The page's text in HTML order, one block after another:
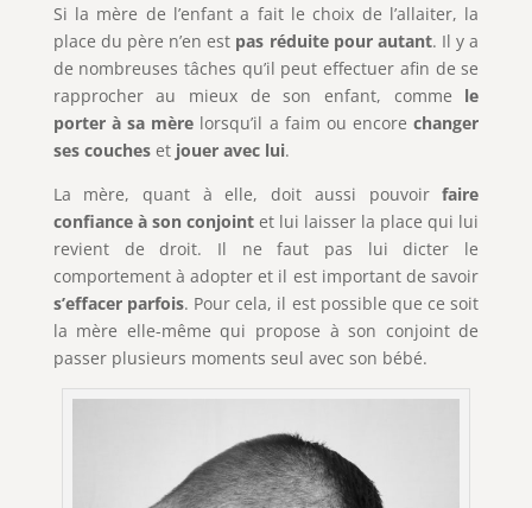
Si la mère de l’enfant a fait le choix de l’allaiter, la
place du père n’en est pas réduite pour autant. Il y a
de nombreuses tâches qu’il peut effectuer afin de se
rapprocher au mieux de son enfant, comme le
porter à sa mère lorsqu’il a faim ou encorechanger
ses couchesetjouer avec lui.
La mère, quant à elle, doit aussi pouvoirfaire
confiance à son conjointet lui laisser la place qui lui
revient de droit. Il ne faut pas lui dicter le
comportement à adopter et il est important de savoir
s’effacer parfois. Pour cela, il est possible que ce soit
la mère elle-même qui propose à son conjoint de
passer plusieurs moments seul avec son bébé.